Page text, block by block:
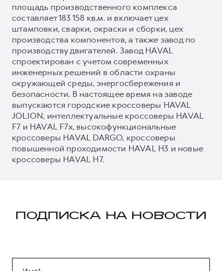
площадь производственного комплекса
составляет 183 158 кв.м. и включает цех
штамповки, сварки, окраски и сборки, цех
производства компонентов, а также завод по
производству двигателей. Завод HAVAL
спроектирован с учетом современных
инженерных решений в области охраны
окружающей среды, энергосбережения и
безопасности. В настоящее время на заводе
выпускаются городские кроссоверы HAVAL
JOLION, интеллектуальные кроссоверы HAVAL
F7 и HAVAL F7x, высокофункциональные
кроссоверы HAVAL DARGO, кроссоверы
повышенной проходимости HAVAL H3 и новые
кроссоверы HAVAL H7.
ПОДПИСКА НА НОВОСТИ